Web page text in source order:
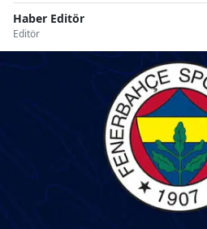
Haber Editör
Editör